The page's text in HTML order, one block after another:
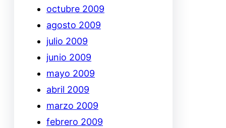
octubre 2009
agosto 2009
julio 2009
junio 2009
mayo 2009
abril 2009
marzo 2009
febrero 2009